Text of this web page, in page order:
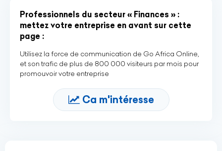
Professionnels du secteur « Finances » :
mettez votre entreprise en avant sur cette
page :
Utilisez la force de communication de Go Africa Online,
et son trafic de plus de 800 000 visiteurs par mois pour
promouvoir votre entreprise
Ca m'intéresse